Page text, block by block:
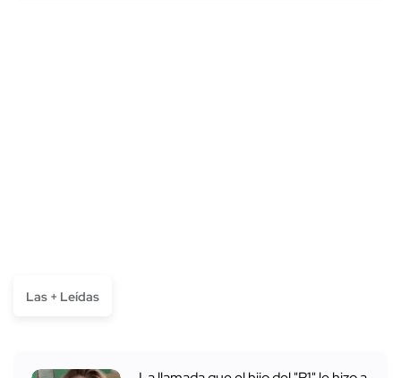
Las + Leídas